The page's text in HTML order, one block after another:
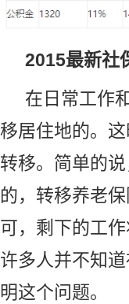
2015最新社
在日常工作
移居住地的。
转移。简单的
的，转移养老
可，剩下的工
许多人并不知
明这个问题。